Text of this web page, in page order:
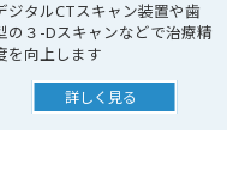
ジタルCTスキャン装置や歯
の３-Dスキャンなどで治療精
を向上します
詳しく見る